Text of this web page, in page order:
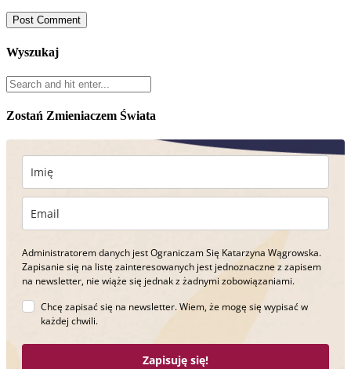
Wyszukaj
Zostań Zmieniaczem Świata
Administratorem danych jest Ograniczam Się Katarzyna Wągrowska.
Zapisanie się na listę zainteresowanych jest jednoznaczne z zapisem
na newsletter, nie wiąże się jednak z żadnymi zobowiązaniami.
Chcę zapisać się na newsletter. Wiem, że mogę się wypisać w
każdej chwili.
Zapisuję się!